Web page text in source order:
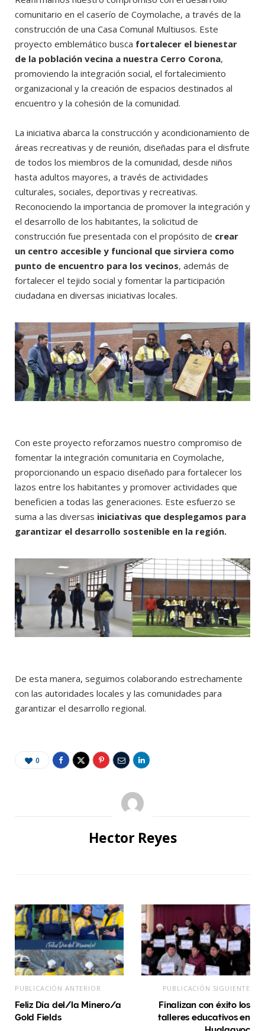
comunitario en el caserío de Coymolache, a través de la
construcción de una Casa Comunal Multiusos. Este
proyecto emblemático busca fortalecer el bienestar
de la población vecina a nuestra Cerro Corona,
promoviendo la integración social, el fortalecimiento
organizacional y la creación de espacios destinados al
encuentro y la cohesión de la comunidad.
La iniciativa abarca la construcción y acondicionamiento de
áreas recreativas y de reunión, diseñadas para el disfrute
de todos los miembros de la comunidad, desde niños
hasta adultos mayores, a través de actividades
culturales, sociales, deportivas y recreativas.
Reconociendo la importancia de promover la integración y
el desarrollo de los habitantes, la solicitud de
construcción fue presentada con el propósito de crear
un centro accesible y funcional que sirviera como
punto de encuentro para los vecinos, además de
fortalecer el tejido social y fomentar la participación
ciudadana en diversas iniciativas locales.
Con este proyecto reforzamos nuestro compromiso de
fomentar la integración comunitaria en Coymolache,
proporcionando un espacio diseñado para fortalecer los
lazos entre los habitantes y promover actividades que
beneficien a todas las generaciones. Este esfuerzo se
suma a las diversas iniciativas que desplegamos para
garantizar el desarrollo sostenible en la región.
De esta manera, seguimos colaborando estrechamente
con las autoridades locales y las comunidades para
garantizar el desarrollo regional.
0
Hector Reyes
PUBLICACIÓN ANTERIOR
Feliz Día del/la Minero/a
Gold Fields
PUBLICACIÓN SIGUIENTE
Finalizan con éxito los
talleres educativos en